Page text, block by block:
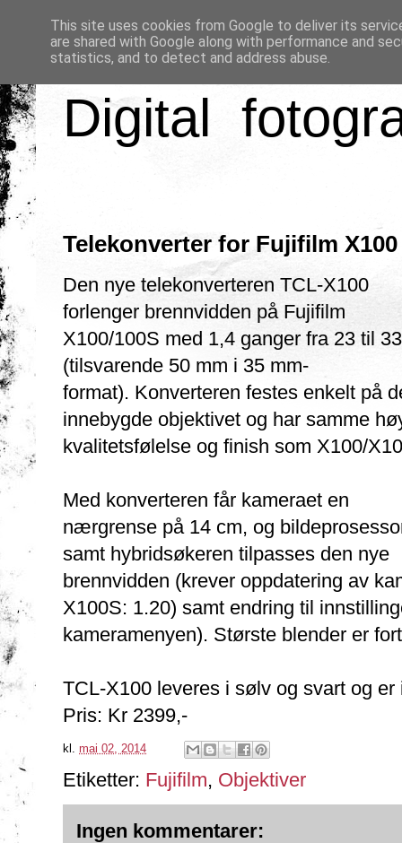
Digital
Telekonverter for Fujifilm X100
Den nye telekonverteren TCL-X100
forlenger brennvidden på Fujifilm
X100/100S med 1,4 ganger fra 23 til
(tilsvarende 50 mm i 35 mm-
format). Konverteren festes enkelt på
innebygde objektivet og har samme
kvalitetsfølelse og finish som X100/
Med konverteren får kameraet en
nærgrense på 14 cm, og
samt hybridsøkeren tilpasses den nye
brennvidden (krever oppdatering av
X100S: 1.20) samt endring til
kameramenyen). Største blender er
TCL-X100 leveres i sølv og svart og
Pris: Kr 2399,-
kl. mai 02, 2014
Etiketter: Fujifilm, Objektiver
Ingen kommentarer:
This site uses cookies from Google to deliver its
are shared with Google along with performance and
statistics, and to detect and address abuse.